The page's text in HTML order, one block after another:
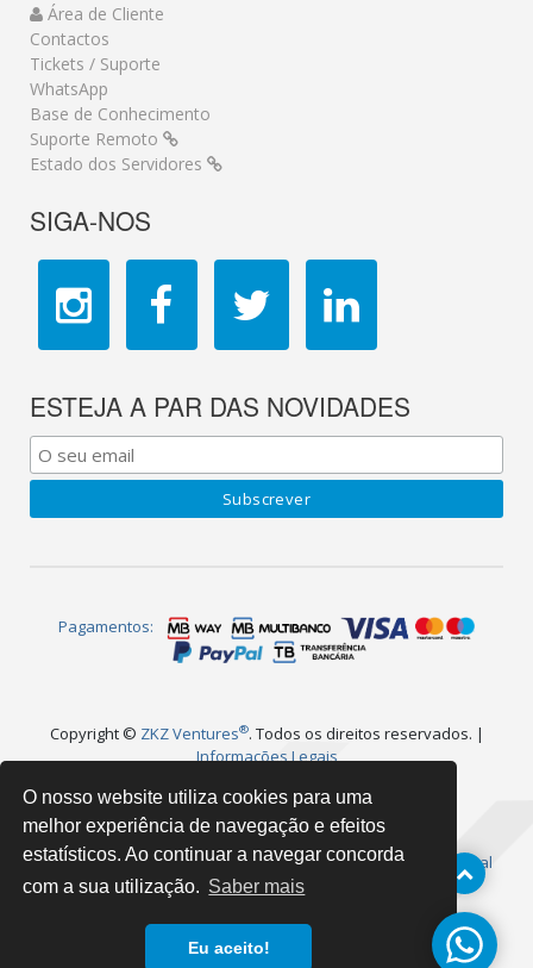
O nosso website utiliza cookies para uma
melhor experiência de navegação e efeitos
estatísticos. Ao continuar a navegar concorda
com a sua utilização. Saber mais
Eu aceito!
Área de Cliente
Contactos
Tickets / Suporte
WhatsApp
Base de Conhecimento
Suporte Remoto
Estado dos Servidores
SIGA-NOS
ESTEJA A PAR DAS NOVIDADES
Pagamentos:
Copyright © ZKZ Ventures®. Todos os direitos reservados. |
Informações Legais
WebPlug
é uma marca registada e faz parte da
Nossas Marcas |ZKZ Ventures®•WebPlug®
Visual
Take®•LNKS.ES
Aos valores apresentados acresce IVA à taxa legal em vigor. |
Livro de Reclamações